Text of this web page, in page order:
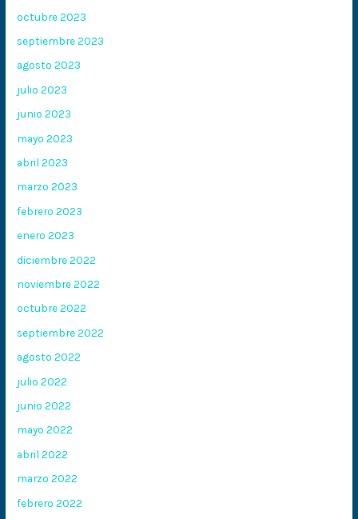
octubre 2023
septiembre 2023
agosto 2023
julio 2023
junio 2023
mayo 2023
abril 2023
marzo 2023
febrero 2023
enero 2023
diciembre 2022
noviembre 2022
octubre 2022
septiembre 2022
agosto 2022
julio 2022
junio 2022
mayo 2022
abril 2022
marzo 2022
febrero 2022